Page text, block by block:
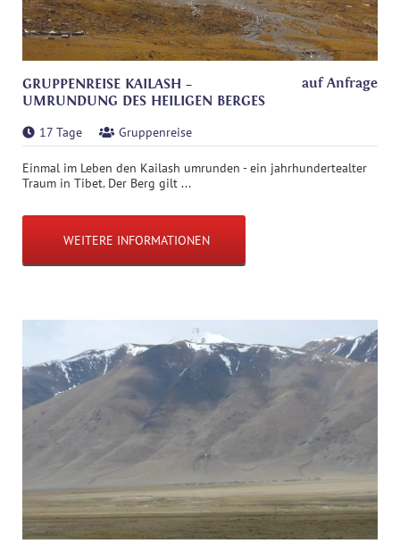
GRUPPENREISE KAILASH –
UMRUNDUNG DES HEILIGEN BERGES
auf Anfrage
17 Tage Gruppenreise
Einmal im Leben den Kailash umrunden - ein jahrhundertealter
Traum in Tibet. Der Berg gilt ...
WEITERE INFORMATIONEN